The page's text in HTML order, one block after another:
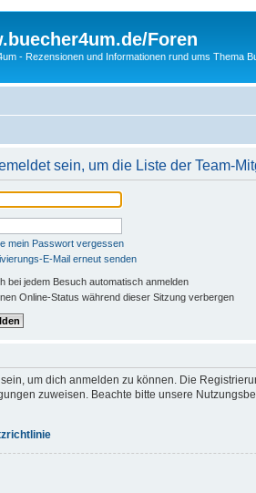
Foren
- Rezensionen und Informationen rund ums Thema
sein, um die Liste der Team-
mein Passwort vergessen
E-Mail erneut senden
bei jedem Besuch automatisch anmelden
Online-Status während dieser Sitzung verbergen
um dich anmelden zu können. Die
zuweisen. Beachte bitte unsere